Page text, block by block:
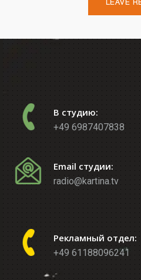
В студию:
+49 6987407838
Email студии:
radio@kartina.tv
Рекламный отдел:
+49 61188096241